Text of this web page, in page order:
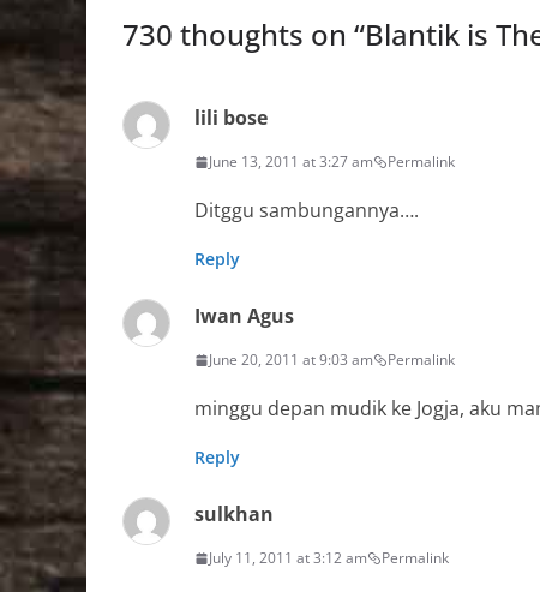
730 thoughts on “Blantik is
lili bose
June 13, 2011 at 3:27 am Permalink
Ditggu sambungannya….
Reply
Iwan Agus
June 20, 2011 at 9:03 am Permalink
minggu depan mudik ke Jogja, aku
Reply
sulkhan
July 11, 2011 at 3:12 am Permalink